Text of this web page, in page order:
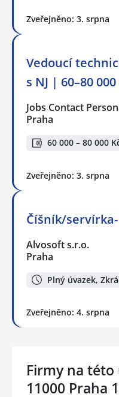
Zveřejněno: 3. srpna
Vedoucí
s NJ | 60–80 000
Jobs Contact
Praha
60 000 – 80 000
Zveřejněno: 3. srpna
Číšník/
Alvosoft s.r.o.
Praha
Plný úvazek,
Zveřejněno: 4. srpna
Firmy na této
11000 Praha